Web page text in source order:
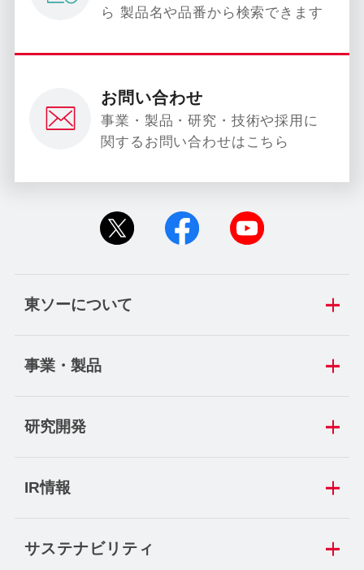
ら 製品名や品番から検索できます
お問い合わせ
事業・製品・研究・技術や採用に
関するお問い合わせはこちら
東ソーについて
事業・製品
研究開発
IR情報
サステナビリティ